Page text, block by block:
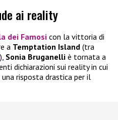
ai reality
dei Famosi con la vittoria di
a Temptation Island (tra
), Sonia Bruganelli è tornata a
dichiarazioni sui reality in cui
risposta drastica per il